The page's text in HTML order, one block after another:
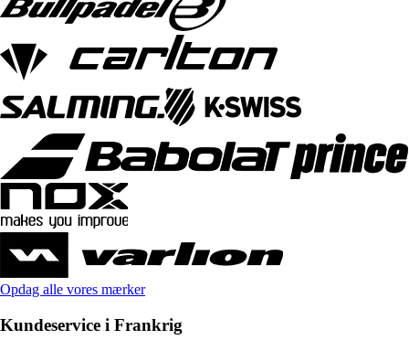
Opdag alle vores mærker
Kundeservice i Frankrig